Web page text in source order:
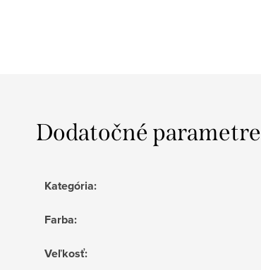
Dodatočné parametre
Kategória:
Farba:
Veľkosť: